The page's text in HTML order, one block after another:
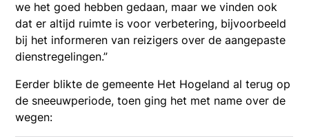
we het goed hebben gedaan, maar we vinden ook
dat er altijd ruimte is voor verbetering, bijvoorbeeld
bij het informeren van reizigers over de aangepaste
dienstregelingen.”
Eerder blikte de gemeente Het Hogeland al terug op
de sneeuwperiode, toen ging het met name over de
wegen: